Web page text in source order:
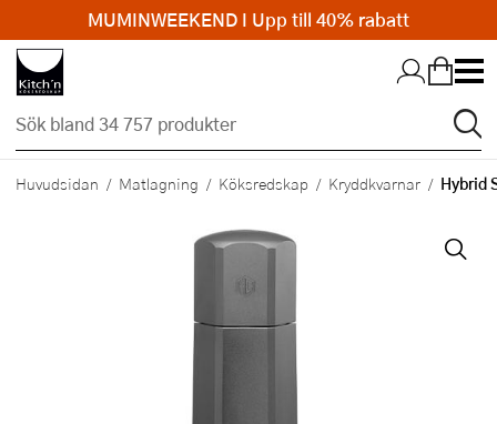
Hopp till huvudinnehållet
Huvudsidan Matlagning Köksredskap Kryddkvarnar Hybrid
MUMINWEEKEND I Upp till 40% rabatt